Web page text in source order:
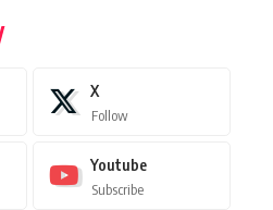
X
Follow
Youtube
Subscribe